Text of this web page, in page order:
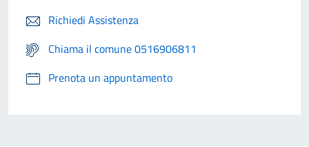
Richiedi Assistenza
Chiama il comune 0516906811
Prenota un appuntamento